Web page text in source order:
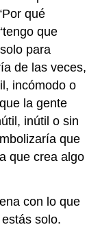
qué
que
para
de las veces,
incómodo o
la gente
inútil o sin
que
que crea algo
con lo que
solo.